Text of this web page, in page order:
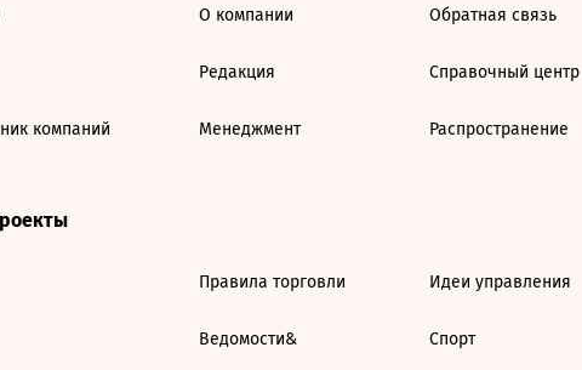
компаний
О компании
Редакция
Менеджмент
Обратная связь
Справочный центр
Распространение
Правила торговли
Ведомости&
Идеи управления
Спорт